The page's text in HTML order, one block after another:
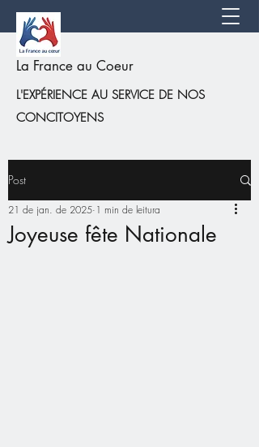
La France au Coeur
L'EXPÉRIENCE AU SERVICE DE NOS
CONCITOYENS
Post
Joyeuse fête Nationale
21 de jan. de 2025 1 min de leitura